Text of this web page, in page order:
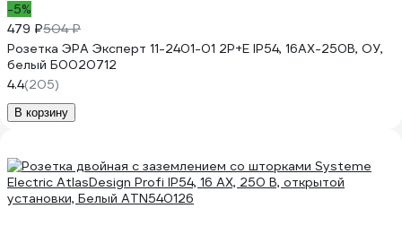
-5%
479 ₽504 ₽
Розетка ЭРА Эксперт 11-2401-01 2P+E IP54, 16АХ-250В, ОУ,
белый Б0020712
4.4(205)
В корзину